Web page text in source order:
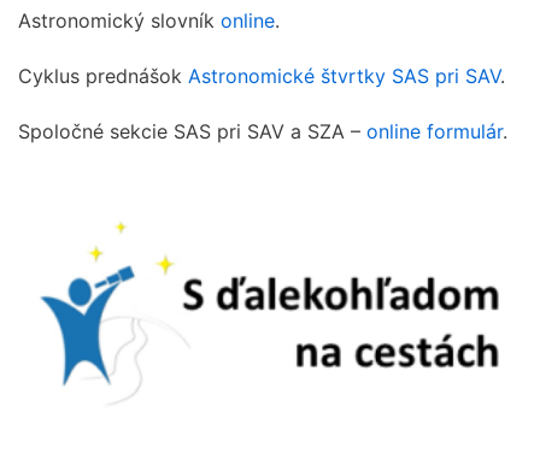
Astronomický slovník online.
Cyklus prednášok Astronomické štvrtky SAS pri SAV.
Spoločné sekcie SAS pri SAV a SZA – online formulár.